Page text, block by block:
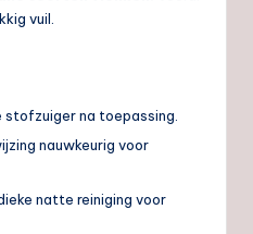
vuil.
stofzuiger na toepassing.
nauwkeurig voor
natte reiniging voor